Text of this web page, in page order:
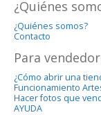
¿Quiénes
¿Quiénes somos?
Contacto
Para
¿Cómo abrir una
Funcionamiento
Hacer fotos que
AYUDA